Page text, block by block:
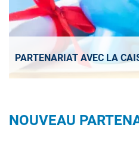
PARTENARIAT AVEC LA
NOUVEAU